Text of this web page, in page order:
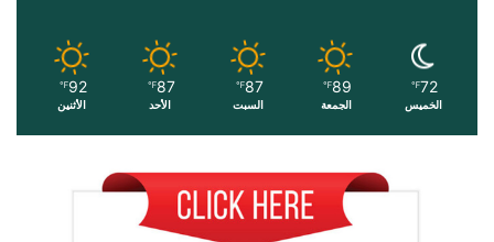
72
℉
الخميس
89
℉
الجمعة
87
℉
السبت
87
℉
الأحد
92
℉
الأثنين